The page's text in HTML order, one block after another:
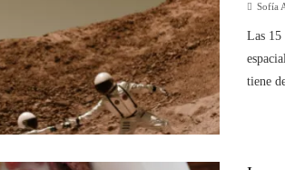
Sofía
Las 15
tiene